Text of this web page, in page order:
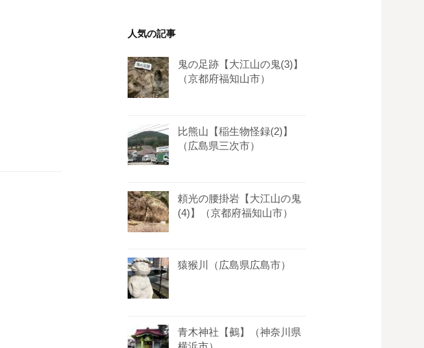
人気の記事
鬼の足跡【大江山の鬼(3)】
（京都府福知山市）
比熊山【稲生物怪録(2)】
（広島県三次市）
頼光の腰掛岩【大江山の鬼
(4)】（京都府福知山市）
猿猴川（広島県広島市）
青木神社【鵺】（神奈川県